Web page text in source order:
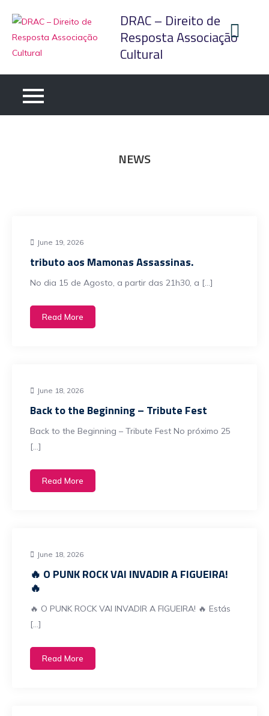
content
DRAC – Direito de
Resposta Associação
Cultural
NEWS
June 19, 2026
tributo aos Mamonas Assassinas.
​No dia 15 de Agosto, a partir das 21h30, a […]
Read More
June 18, 2026
Back to the Beginning – Tribute Fest
Back to the Beginning – Tribute Fest No próximo 25
[…]
Read More
June 18, 2026
🔥 O PUNK ROCK VAI INVADIR A FIGUEIRA!
🔥
​🔥 O PUNK ROCK VAI INVADIR A FIGUEIRA! 🔥 ​Estás
[…]
Read More